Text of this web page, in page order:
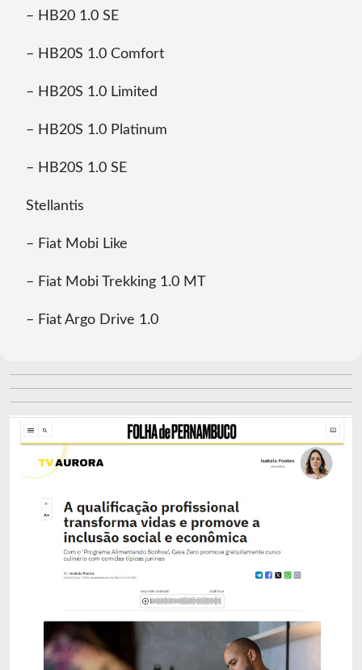
– HB20 1.0 SE
– HB20S 1.0 Comfort
– HB20S 1.0 Limited
– HB20S 1.0 Platinum
– HB20S 1.0 SE
Stellantis
– Fiat Mobi Like
– Fiat Mobi Trekking 1.0 MT
– Fiat Argo Drive 1.0